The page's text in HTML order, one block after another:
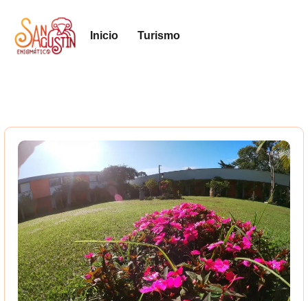
Inicio Turismo